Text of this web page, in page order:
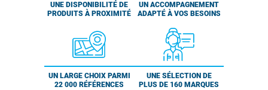
UNE DISPONIBILITÉ DE
PRODUITS À PROXIMITÉ
UN ACCOMPAGNEMENT
ADAPTÉ À VOS BESOINS
UN LARGE CHOIX PARMI
22 000 RÉFÉRENCES
UNE SÉLECTION DE
PLUS DE 160 MARQUES